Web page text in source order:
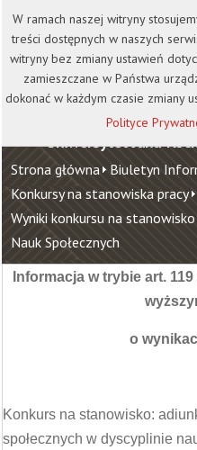
Kontakt
Wirtualna Uczelnia
Uniwersytet Jana
Strona główna Biuletyn
Konkursy na stanowiska pracy
Wyniki konkursu na
Nauk Społecznych
Informacja w trybie art.
o
Konkurs na stanowisko:
społecznych w dyscyplinie
W ramach naszej witryny
treści dostępnych w naszych
witryny bez zmiany ustawień
zamieszczane w Państwa
dokonać w każdym czasie zmiany
Polityce